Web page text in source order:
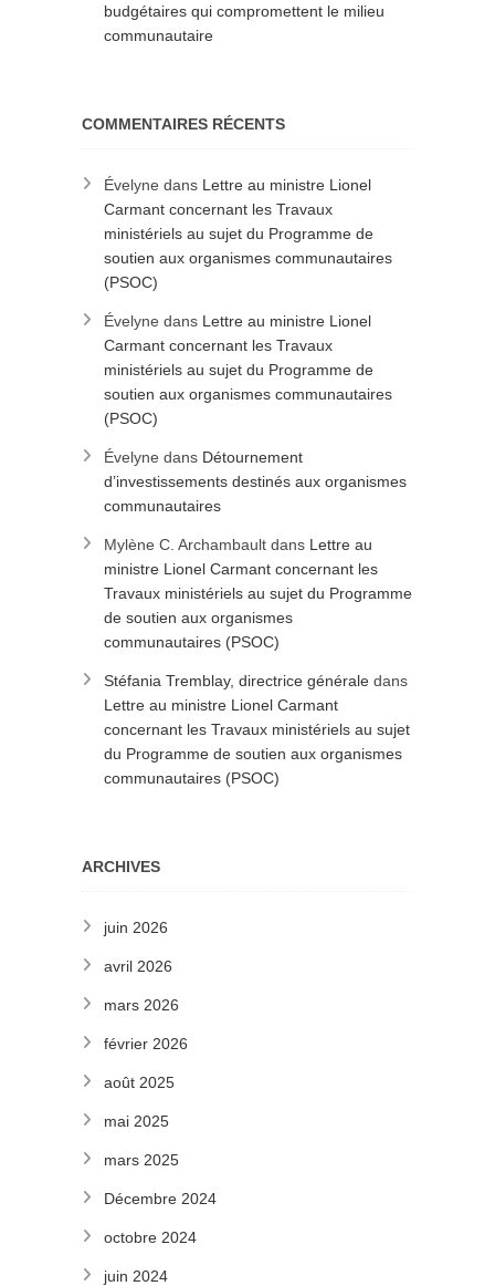
budgétaires qui compromettent le milieu
communautaire
COMMENTAIRES RÉCENTS
Évelyne dans Lettre au ministre Lionel
Carmant concernant les Travaux
ministériels au sujet du Programme de
soutien aux organismes communautaires
(PSOC)
Évelyne dans Lettre au ministre Lionel
Carmant concernant les Travaux
ministériels au sujet du Programme de
soutien aux organismes communautaires
(PSOC)
Évelyne dans Détournement
d’investissements destinés aux organismes
communautaires
Mylène C. Archambault dans Lettre au
ministre Lionel Carmant concernant les
Travaux ministériels au sujet du Programme
de soutien aux organismes
communautaires (PSOC)
Stéfania Tremblay, directrice générale dans
Lettre au ministre Lionel Carmant
concernant les Travaux ministériels au sujet
du Programme de soutien aux organismes
communautaires (PSOC)
ARCHIVES
juin 2026
avril 2026
mars 2026
février 2026
août 2025
mai 2025
mars 2025
Décembre 2024
octobre 2024
juin 2024